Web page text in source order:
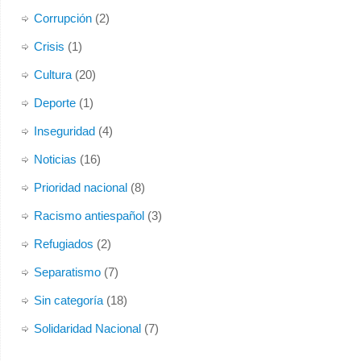
Foto
Ver en Facebook
Corrupción(2)
Crisis (1)
Cultura(20)
Deporte(1)
Inseguridad(4)
Noticias (16)
Prioridad nacional(8)
Racismo antiespañol(3)
Refugiados (2)
Separatismo(7)
Sin categoría(18)
Solidaridad Nacional(7)